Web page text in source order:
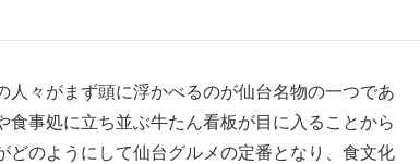
々がまず頭に浮かべるのが仙台名物の一つであ
食事処に立ち並ぶ牛たん看板が目に入ることから
どのようにして仙台グルメの定番となり、食文化